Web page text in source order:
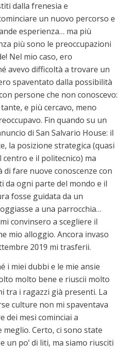
dalla frenesia e
un nuovo percorso e
esperienza… ma più
più sono le preoccupazioni
Nel mio caso, ero
avevo difficoltà a trovare un
spaventato dalla possibilità
persone che non conoscevo:
e più cercavo, meno
Fin quando su un
di San Salvario House: il
la posizione strategica (quasi
e il politecnico) ma
di fare nuove conoscenze con
da ogni parte del mondo e il
fosse guidata da un
a una parrocchia…
convinsero a scegliere il
mio alloggio. Ancora invaso
2019 mi trasferii.
i miei dubbi e le mie ansie
molto bene e riuscii molto
tra i ragazzi già presenti. La
culture non mi spaventava
dei mesi cominciai a
meglio. Certo, ci sono state
un po’ di liti, ma siamo riusciti